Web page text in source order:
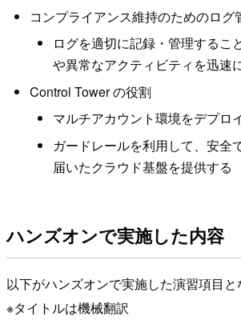
コンプライアンス維持のためのログ
ログを適切に記録・管理するこ
や異常なアクティビティを迅速
Control Tower の役割
マルチアカウント環境をデプロ
ガードレールを利用して、安全
届いたクラウド基盤を提供する
ハンズオンで実施した内容
以下がハンズオンで実施した演習項目と
※タイトルは機械翻訳